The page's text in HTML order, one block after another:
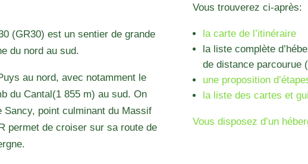
(GR30) est un sentier de grande
du nord au sud.
au nord, avec notamment le
du Cantal(1 855 m) au sud. On
point culminant du Massif
permet de croiser sur sa route de
Vous trouverez ci-après:
la carte de l’itinéraire
la liste complète
de distance parcourue
une proposition
la liste des cartes et
Vous disposez d’un